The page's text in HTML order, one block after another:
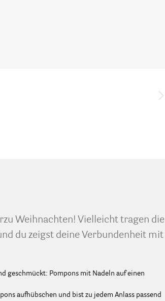
Weihnachten! Vielleicht tragen die
du zeigst deine Verbundenheit mit
geschmückt: Pompons mit Nadeln auf einen
aufhübschen und bist zu jedem Anlass passend